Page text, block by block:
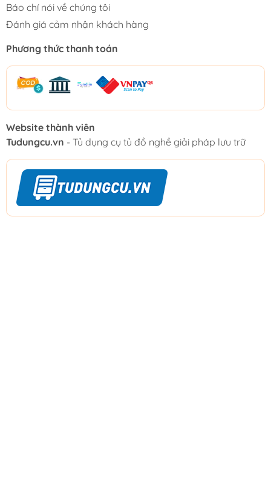
Báo chí nói về chúng tôi
Đánh giá cảm nhận khách hàng
Phương thức thanh toán
Website thành viên
Tudungcu.vn - Tủ dụng cụ tủ đồ nghề giải pháp lưu trữ